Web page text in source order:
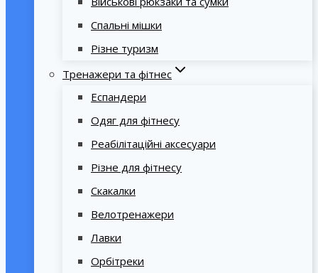
Спальні мішки
Різне туризм
Тренажери та фітнес
Еспандери
Одяг для фітнесу
Реабілітаційні аксесуари
Різне для фітнесу
Скакалки
Велотренажери
Лавки
Орбітреки